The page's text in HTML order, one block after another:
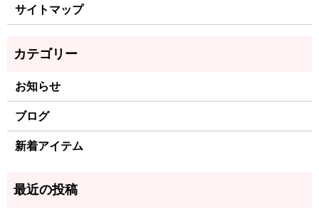
サイトマップ
お知らせ
ブログ
新着アイテム